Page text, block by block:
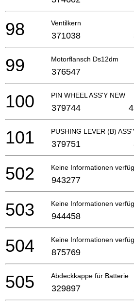
Ventilkern
98 371038
Motorflansch Ds12dm
99 376547
PIN WHEEL ASS'Y NEW
100 379744
PUSHING LEVER (B)
101 379751
Keine Informationen
502 943277
Keine Informationen
503 944458
Keine Informationen
504 875769
Abdeckkappe für Batterie
505 329897